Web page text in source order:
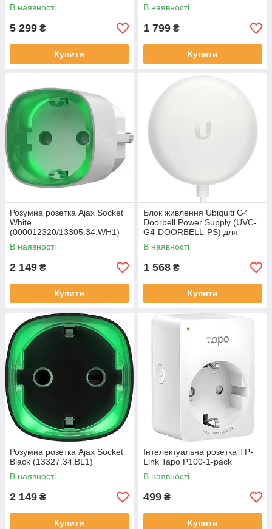
В наявності
5 299 ₴
Купити
В наявності
1 799 ₴
Купити
Розумна розетка Ajax Socket
White
(000012320/13305.34.WH1)
В наявності
2 149 ₴
Купити
Блок живлення Ubiquiti G4
Doorbell Power Supply (UVC-
G4-DOORBELL-PS) для
дверного дзвінка G4
DOORBELL
В наявності
1 568 ₴
Купити
Розумна розетка Ajax Socket
Black (13327.34.BL1)
В наявності
2 149 ₴
Купити
Інтелектуальна розетка TP-
Link Tapo P100-1-pack
В наявності
499 ₴
Купити